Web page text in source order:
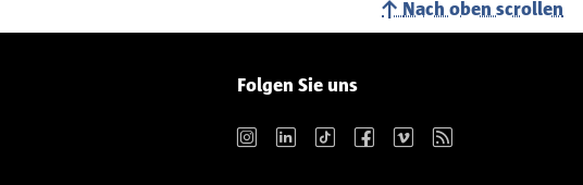
Nach oben scrollen
Folgen Sie uns
Instagram LinkedIn TikTok Facebook Vimeo RSS